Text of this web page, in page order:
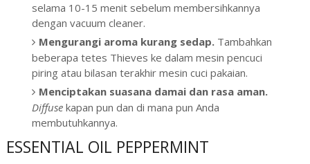
selama 10-15 menit sebelum membersihkannya
dengan vacuum cleaner.
Mengurangi aroma kurang sedap. Tambahkan
beberapa tetes Thieves ke dalam mesin pencuci
piring atau bilasan terakhir mesin cuci pakaian.
Menciptakan suasana damai dan rasa aman.
Diffuse kapan pun dan di mana pun Anda
membutuhkannya.
ESSENTIAL OIL PEPPERMINT